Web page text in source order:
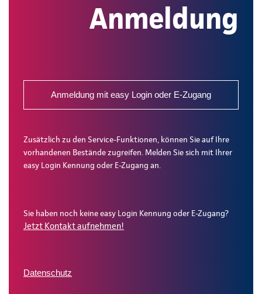
Anmeldung
Anmeldung mit easy Login oder E-Zugang
Zusätzlich zu den Service-Funktionen, können Sie auf Ihre
vorhandenen Bestände zugreifen. Melden Sie sich mit Ihrer
easy Login Kennung oder E-Zugang an.
Sie haben noch keine easy Login Kennung oder E-Zugang?
Jetzt Kontakt aufnehmen!
Datenschutz